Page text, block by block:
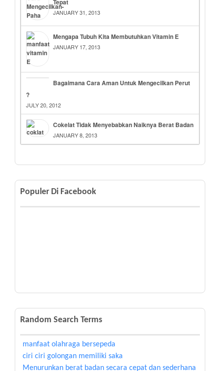
Tepat
JANUARY 31, 2013
Mengapa Tubuh Kita Membutuhkan Vitamin E
JANUARY 17, 2013
Bagaimana Cara Aman Untuk Mengecilkan Perut
?
JULY 20, 2012
Cokelat Tidak Menyebabkan Naiknya Berat Badan
JANUARY 8, 2013
Populer Di Facebook
Random Search Terms
manfaat olahraga bersepeda
ciri ciri golongan memiliki saka
Menurunkan berat badan secara cepat dan sederhana